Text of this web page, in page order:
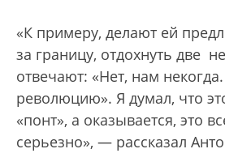
«К примеру, делают ей
за границу, отдохнуть две
отвечают: «Нет, нам
революцию». Я думал, что
«понт», а оказывается, это
серьезно», — рассказал